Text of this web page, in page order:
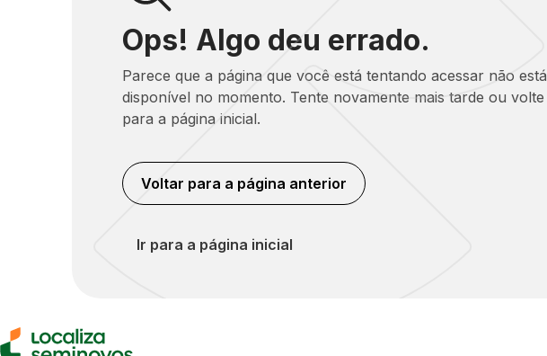
Ops! Algo deu errado.
Parece que a página que você está tentando acessar não está
disponível no momento. Tente novamente mais tarde ou volte
para a página inicial.
Voltar para a página anterior
Ir para a página inicial